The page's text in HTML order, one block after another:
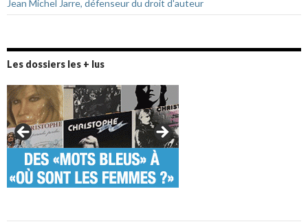
Jean Michel Jarre, défenseur du droit d'auteur
Les dossiers les + lus